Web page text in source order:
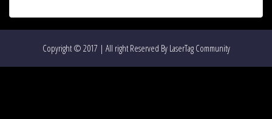
Copyright © 2017 | All right Reserved By LaserTag Community